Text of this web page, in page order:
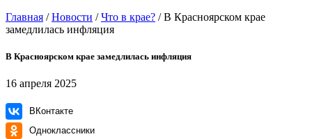
Главная /Новости /Что в крае? /В Красноярском крае
замедлилась инфляция
В Красноярском крае замедлилась инфляция
16 апреля 2025
ВКонтакте
Одноклассники